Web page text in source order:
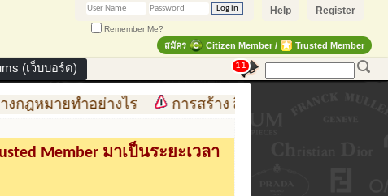
Register
Help
Remember Me?
สมัคร Citizen Member / Trusted Member
(เว็บบอร์ด) 11
ยทำอย่างไร การสร้าง สินค้าแฟชั่น สู่สินค้าแฟชั่นแบรน
Member มาเป็นระยะเวลา